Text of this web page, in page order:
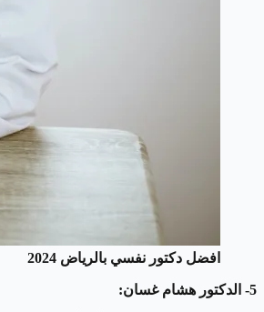
افضل دكتور نفسي بالرياض 2024
5- الدكتور هشام غسان: